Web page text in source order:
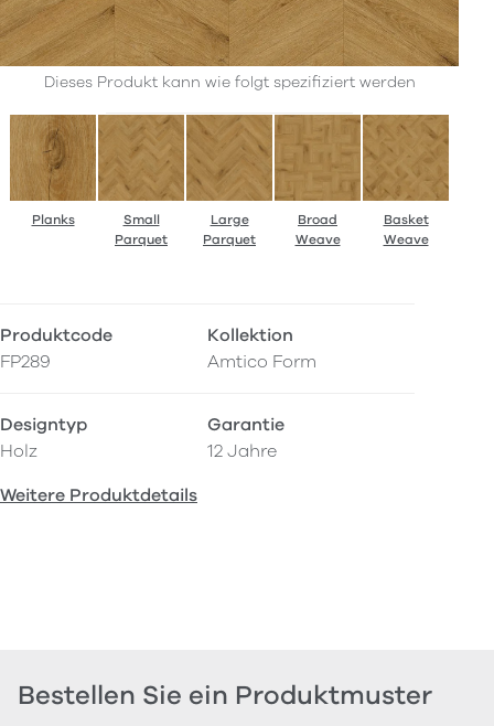
Dieses Produkt kann wie folgt spezifiziert werden
Planks
Small
Parquet
Large
Parquet
Broad
Weave
Basket
Weave
Produktcode
FP289
Kollektion
Amtico Form
Designtyp
Holz
Garantie
12 Jahre
Weitere Produktdetails
Bestellen Sie ein Produktmuster